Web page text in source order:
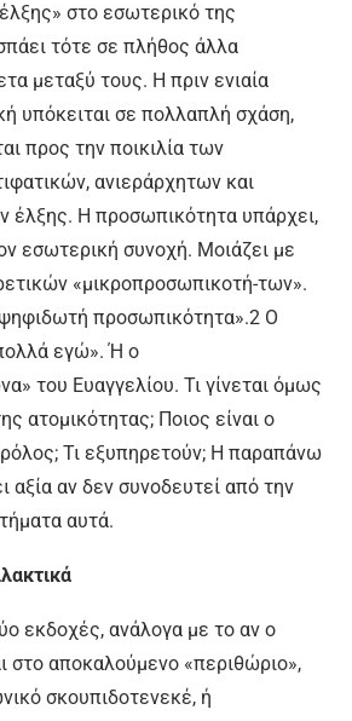
στο εσωτερικό της
τότε σε πλήθος άλλα
μεταξύ τους. Η πριν ενιαία
υπόκειται σε πολλαπλή σχάση,
προς την ποικιλία των
ανιεράρχητων και
έλξης. Η προσωπικότητα υπάρχει,
εσωτερική συνοχή. Μοιάζει με
«μικροπροσωπικοτή-των».
προσωπικότητα».2 Ο
εγώ». Ή ο
του Ευαγγελίου. Τι γίνεται όμως
ατομικότητας; Ποιος είναι ο
Τι εξυπηρετούν; Η παραπάνω
αξία αν δεν συνοδευτεί από την
αυτά.
εκδοχές, ανάλογα με το αν ο
στο αποκαλούμενο «περιθώριο»,
σκουπιδοτενεκέ, ή